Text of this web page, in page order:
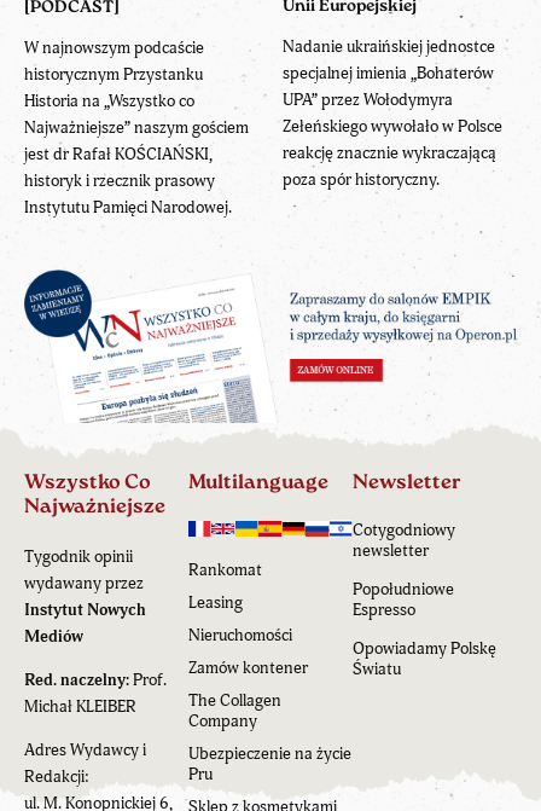
[PODCAST]
W najnowszym podcaście
historycznym Przystanku
Historia na „Wszystko co
Najważniejsze” naszym gościem
jest dr Rafał KOŚCIAŃSKI,
historyk i rzecznik prasowy
Instytutu Pamięci Narodowej.
Unii Europejskiej
Nadanie ukraińskiej jednostce
specjalnej imienia „Bohaterów
UPA” przez Wołodymyra
Zełeńskiego wywołało w Polsce
reakcję znacznie wykraczającą
poza spór historyczny.
Wszystko Co
Najważniejsze
Tygodnik opinii
wydawany przez
Instytut Nowych
Mediów
Red. naczelny:Prof.
Michał KLEIBER
Adres Wydawcy i
Redakcji:
ul. M. Konopnickiej 6,
Multilanguage
Rankomat
Leasing
Nieruchomości
Zamów kontener
The Collagen
Company
Ubezpieczenie na życie
Pru
Sklep z kosmetykami
Newsletter
Cotygodniowy
newsletter
Popołudniowe
Espresso
Opowiadamy Polskę
Światu